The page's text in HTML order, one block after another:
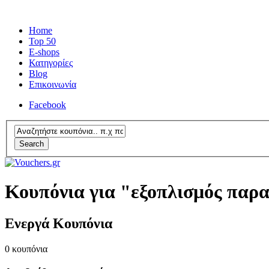
Home
Top 50
E-shops
Κατηγορίες
Blog
Επικοινωνία
Facebook
Search
Κουπόνια για "εξοπλισμός
Ενεργά Κουπόνια
0 κουπόνια